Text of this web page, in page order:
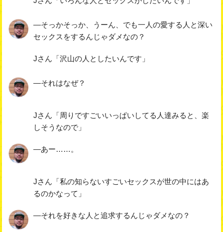
―そっかそっか、うーん、でも一人の愛する人と深い
セックスをするんじゃダメなの？
Jさん「沢山の人としたいんです」
―それはなぜ？
Jさん「周りですごいいっぱいしてる人達みると、楽
しそうなので」
―あー……。
Jさん「私の知らないすごいセックスが世の中にはあ
るのかなって」
―それを好きな人と追求するんじゃダメなの？